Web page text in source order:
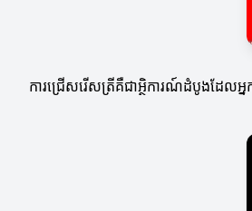
ការជ្រើសរើសត្រីគឺជាអ្ថិការណ៍ដំបូងដែល